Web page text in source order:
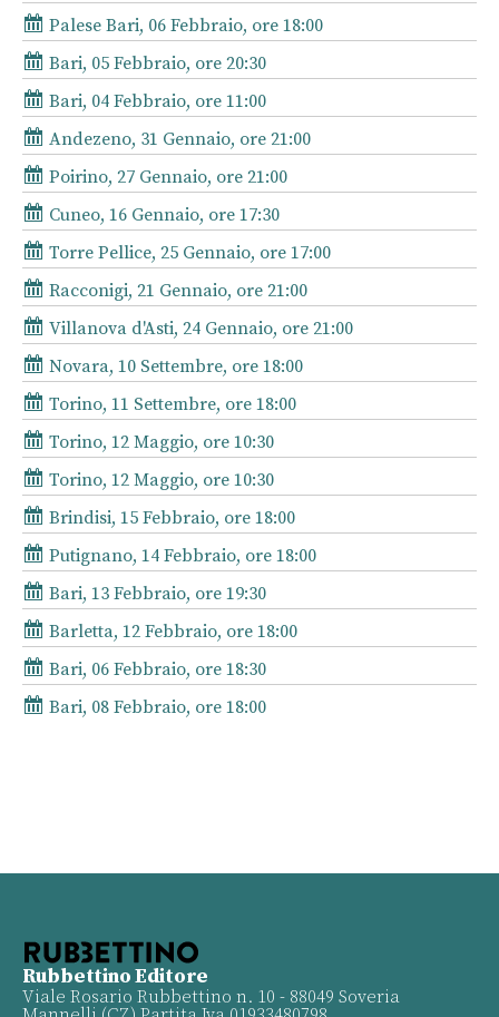
Palese Bari, 06 Febbraio, ore 18:00
Bari, 05 Febbraio, ore 20:30
Bari, 04 Febbraio, ore 11:00
Andezeno, 31 Gennaio, ore 21:00
Poirino, 27 Gennaio, ore 21:00
Cuneo, 16 Gennaio, ore 17:30
Torre Pellice, 25 Gennaio, ore 17:00
Racconigi, 21 Gennaio, ore 21:00
Villanova d'Asti, 24 Gennaio, ore 21:00
Novara, 10 Settembre, ore 18:00
Torino, 11 Settembre, ore 18:00
Torino, 12 Maggio, ore 10:30
Torino, 12 Maggio, ore 10:30
Brindisi, 15 Febbraio, ore 18:00
Putignano, 14 Febbraio, ore 18:00
Bari, 13 Febbraio, ore 19:30
Barletta, 12 Febbraio, ore 18:00
Bari, 06 Febbraio, ore 18:30
Bari, 08 Febbraio, ore 18:00
Rubbettino Editore
Viale Rosario Rubbettino n. 10 - 88049 Soveria